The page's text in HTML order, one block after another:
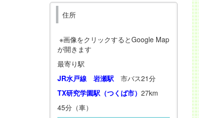
住所
※画像をクリックするとGoogle Map
が開きます
最寄り駅
JR水戸線 岩瀬駅 市バス21分
TX研究学園駅（つくば市） 27km
45分（車）